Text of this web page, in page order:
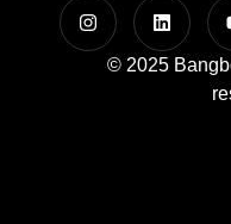
© 2025